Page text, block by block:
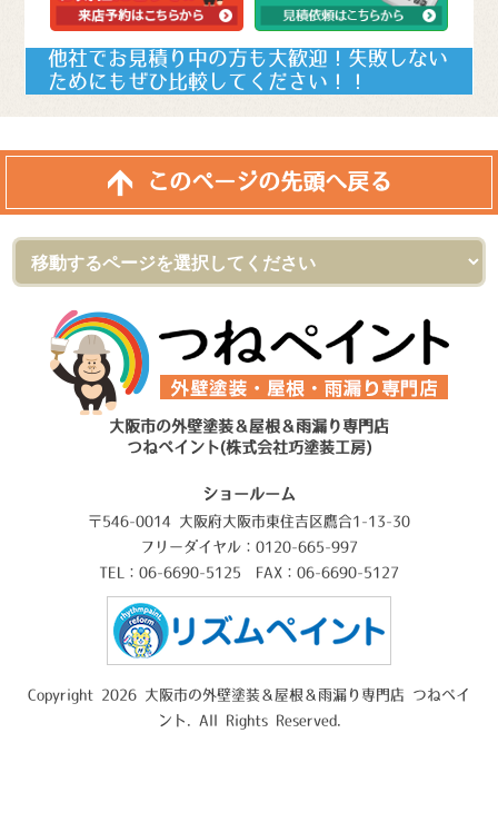
他社でお見積り中の方も大歓迎！失敗しない
ためにもぜひ比較してください！！
このページの先頭へ戻る
大阪市の外壁塗装＆屋根＆雨漏り専門店
つねペイント(株式会社巧塗装工房)
ショールーム
〒546-0014 大阪府大阪市東住吉区鷹合1-13-30
フリーダイヤル：0120-665-997
TEL：06-6690-5125 FAX：06-6690-5127
Copyright 2026 大阪市の外壁塗装＆屋根＆雨漏り専門店 つねペイ
ント. All Rights Reserved.